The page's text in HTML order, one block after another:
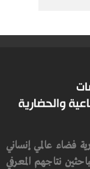
فضاء عالمي إنساني
نتاجهم المعرفي